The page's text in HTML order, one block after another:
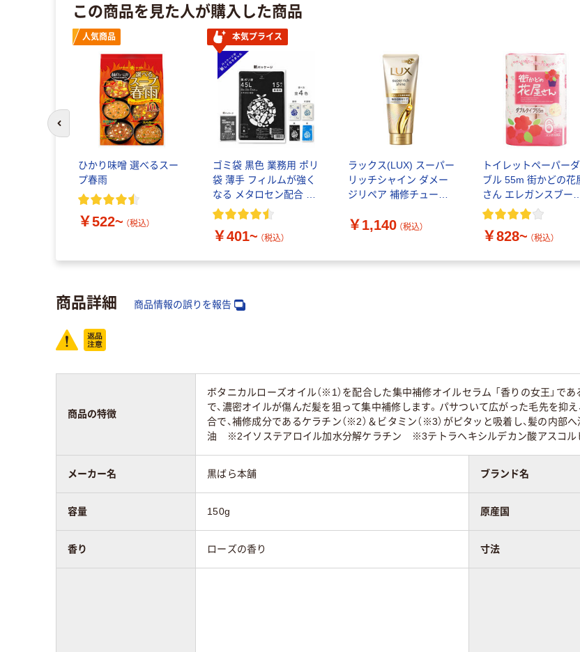
この商品を見た人が購入した商品
人気商品
ひかり味噌 選べるスー
プ春雨
￥522~ （税込）
本気プライス
ゴミ袋 黒色 業務用 ポリ
袋 薄手 フィルムが強く
なる メタロセン配合 伊
藤忠リーテイルリンク
￥401~ （税込）
ラックス(LUX) スーパー
リッチシャイン ダメー
ジリペア 補修チューブ
ニリーバ
￥1,140 （税込）
トイレットペーパーダ
ブル 55m 街かどの花
さん エレガンスブー
の香り 白地+ピンク花
￥828~ （税込）
前のスライドへ
商品詳細 商品情報の誤りを報告
商品の特徴
ボタニカルローズオイル（※1）を配合した集中補修オイルセラム 「香りの女王」
で、濃密オイルが傷んだ髪を狙って集中補修します。パサついて広がった毛先を抑
合で、補修成分であるケラチン（※2）＆ビタミン（※3）がピタッと吸着し、髪の内
油 ※2イソステアロイル加水分解ケラチン ※3テトラヘキシルデカン酸アスコル
メーカー名 黒ばら本舗 ブランド名
容量 150g 原産国
香り ローズの香り 寸法